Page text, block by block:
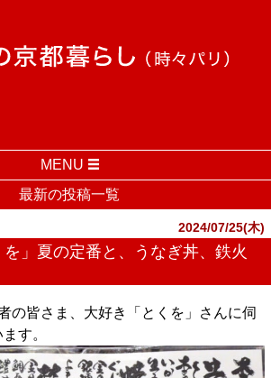
MENU
最新の投稿一覧
2024/07/25(木)
」夏の定番と、うなぎ丼、鉄火
の皆さま、大好き「とくを」さんに伺
す。